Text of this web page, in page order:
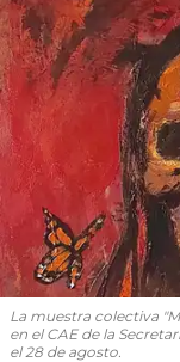
La muestra colectiva
en el CAE de la
el 28 de agosto.